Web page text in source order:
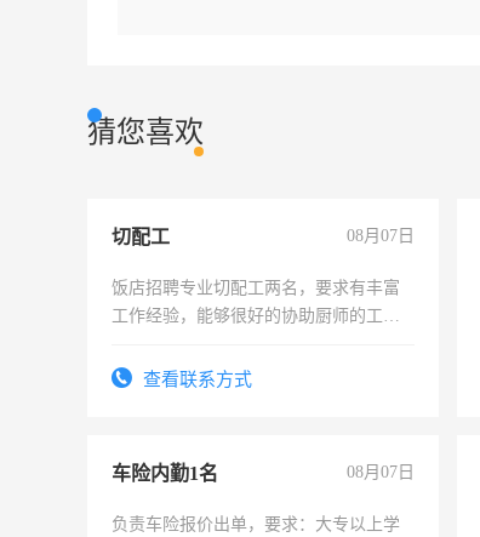
猜您喜欢
切配工 08月07日
饭店招聘专业切配工两名，要求有丰富
工作经验，能够很好的协助厨师的工
4500。查看联系方式
车险内勤1名 08月07日
负责车险报价出单，要求：大专以上学